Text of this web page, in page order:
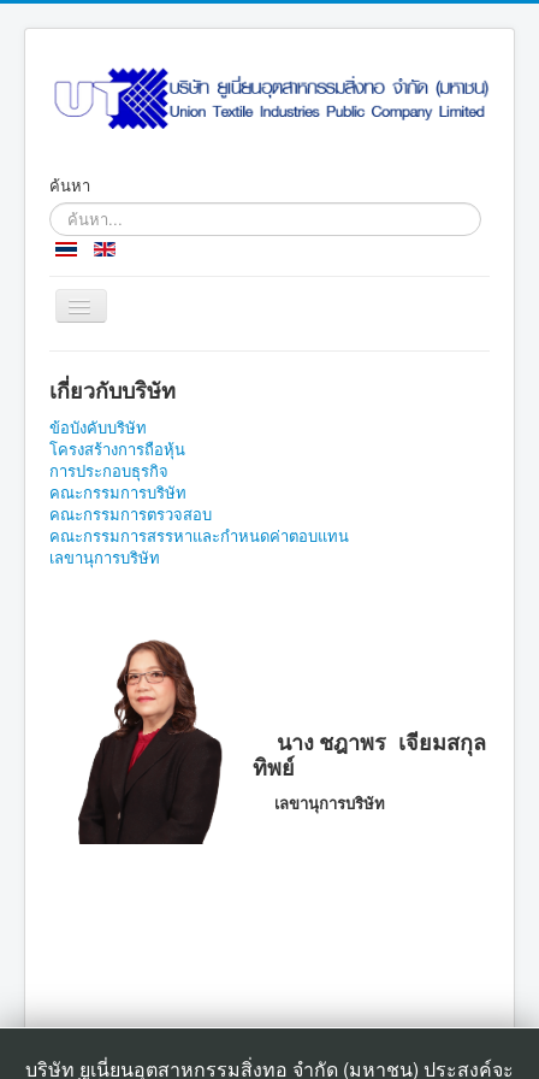
ค้นหา
Toggle
การประกอบธุรกิจ
ข้อมูลสำหรับผู้ถือหุ้น
การกำกับดูแลกิจการที่ดี
การพัฒนาเพื่อความยั่งยืน
ติดต่อเรา
เกี่ยวกับบริษัท
ข้อบังคับบริษัท
โครงสร้างการถือหุ้น
การประกอบธุรกิจ
คณะกรรมการบริษัท
คณะกรรมการตรวจสอบ
คณะกรรมการสรรหาและกำหนดค่าตอบแทน
เลขานุการบริษัท
นาง ชฎาพร เจียมสกุล
ทิพย์
เลขานุการบริษัท
บริษัท ยูเนี่ยนอุตสาหกรรมสิ่งทอ จำกัด (มหาชน) ประสงค์จะ